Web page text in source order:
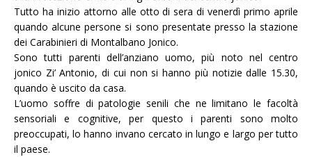
Tutto ha inizio attorno alle otto di sera di venerdì primo aprile
quando alcune persone si sono presentate presso la stazione
dei Carabinieri di Montalbano Jonico.
Sono tutti parenti dell’anziano uomo, più noto nel centro
jonico Zi’ Antonio, di cui non si hanno più notizie dalle 15.30,
quando è uscito da casa.
L’uomo soffre di patologie senili che ne limitano le facoltà
sensoriali e cognitive, per questo i parenti sono molto
preoccupati, lo hanno invano cercato in lungo e largo per tutto
il paese.